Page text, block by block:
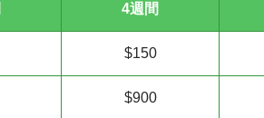
4週間
$150
$900